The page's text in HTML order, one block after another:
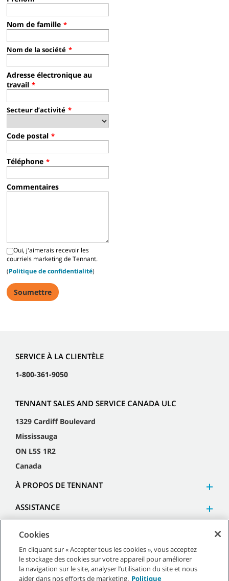
Nom de famille *
Nom de la société *
Adresse électronique au
travail *
Secteur d’activité *
Code postal *
Téléphone *
Commentaires
Oui, j'aimerais recevoir les
courriels marketing de Tennant.
(Politique de confidentialité)
SERVICE À LA CLIENTÈLE
1-800-361-9050
TENNANT SALES AND SERVICE CANADA ULC
1329 Cardiff Boulevard
Mississauga
ON L5S 1R2
Canada
À PROPOS DE TENNANT
ASSISTANCE
© Tennant Company. Tous droits réservés.
Cookies
En cliquant sur « Accepter tous les cookies », vous acceptez
le stockage des cookies sur votre appareil pour améliorer
la navigation sur le site, analyser l’utilisation du site et nous
aider dans nos efforts de marketing. Politique